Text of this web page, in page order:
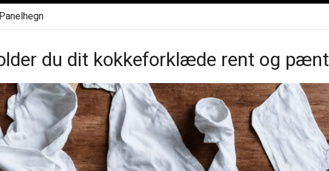
Panelhegn
du dit kokkeforklæde rent og pænt